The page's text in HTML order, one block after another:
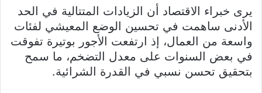
يرى خبراء الاقتصاد أن الزيادات المتتالية في الحد
الأدنى ساهمت في تحسين الوضع المعيشي لفئات
واسعة من العمال، إذ ارتفعت الأجور بوتيرة تفوقت
في بعض السنوات على معدل التضخم، ما سمح
بتحقيق تحسن نسبي في القدرة الشرائية.